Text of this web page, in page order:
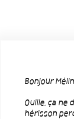
Bonjour
Ouille, ça ne
hérisson